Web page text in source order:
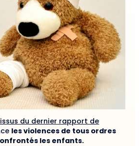
du dernier rapport de
les violences de tous ordres
les enfants.